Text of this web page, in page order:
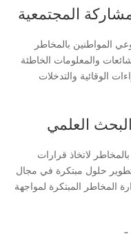
المجتمعية
المواطنين بالمخاطر
والمعلومات الخاطئة
الوقائية والتدخلات
العلمي
لاتخاذ قرارات
حلول مبتكرة في مجال
المخاطر المبتكرة لمواجهة